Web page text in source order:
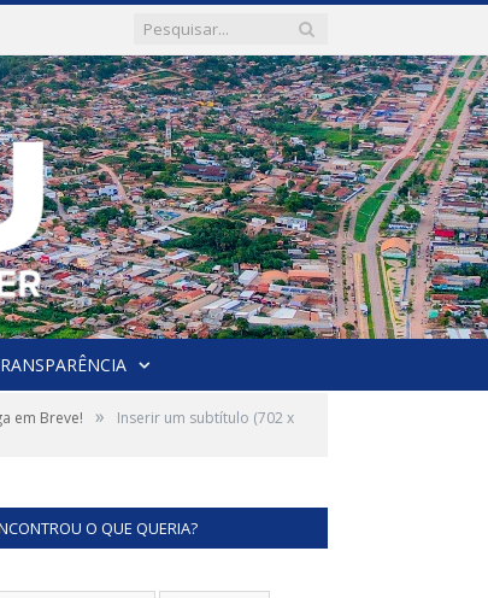
em Breve! » Inserir um subtítulo (702 x
O QUE QUERIA?